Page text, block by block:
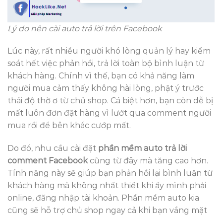
Lý do nên cài auto trả lời trên Facebook
Lúc này, rất nhiều người khó lòng quản lý hay kiểm
soát hết việc phản hồi, trả lời toàn bộ bình luận từ
khách hàng. Chính vì thế, bạn có khả năng làm
người mua cảm thấy không hài lòng, phật ý trước
thái độ thờ ơ từ chủ shop. Cá biệt hơn, bạn còn dễ bị
mất luôn đơn đặt hàng vì lướt qua comment người
mua rồi để bên khác cướp mất.
Do đó, nhu cầu cài đặt phần mềm auto trả lời
comment Facebookcũng từ đây mà tăng cao hơn.
Tính năng này sẽ giúp bạn phản hồi lại bình luận từ
khách hàng mà không nhất thiết khi ấy mình phải
online, đăng nhập tài khoản. Phần mềm auto kia
cũng sẽ hỗ trợ chủ shop ngay cả khi bạn vắng mặt